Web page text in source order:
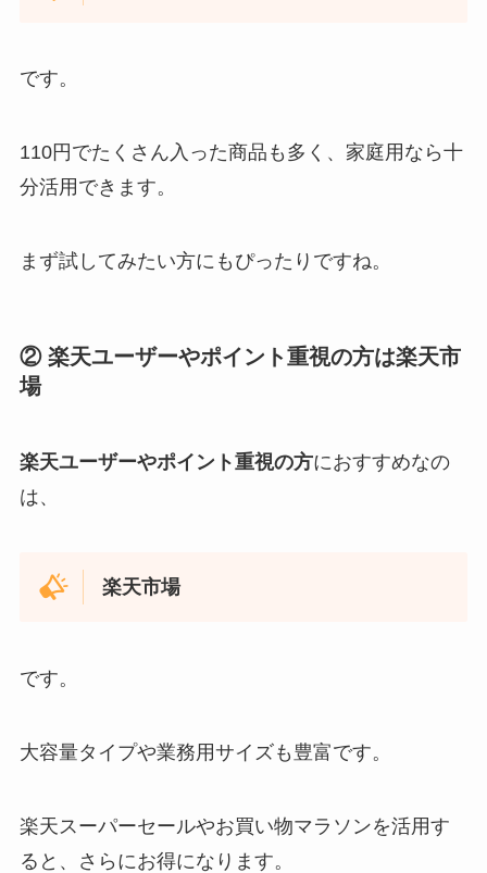
です。
110円でたくさん入った商品も多く、家庭用なら十
分活用できます。
まず試してみたい方にもぴったりですね。
② 楽天ユーザーやポイント重視の方は楽天市
場
楽天ユーザーやポイント重視の方におすすめなの
は、
楽天市場
です。
大容量タイプや業務用サイズも豊富です。
楽天スーパーセールやお買い物マラソンを活用す
ると、さらにお得になります。